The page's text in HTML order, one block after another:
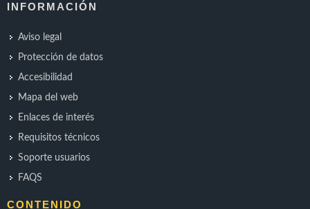
INFORMACIÓN
Aviso legal
Protección de datos
Accesibilidad
Mapa del web
Enlaces de interés
Requisitos técnicos
Soporte usuarios
FAQS
CONTENIDO